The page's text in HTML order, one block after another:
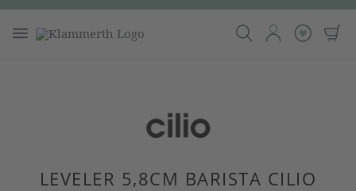
LEVELER 5,8CM BARISTA CILIO